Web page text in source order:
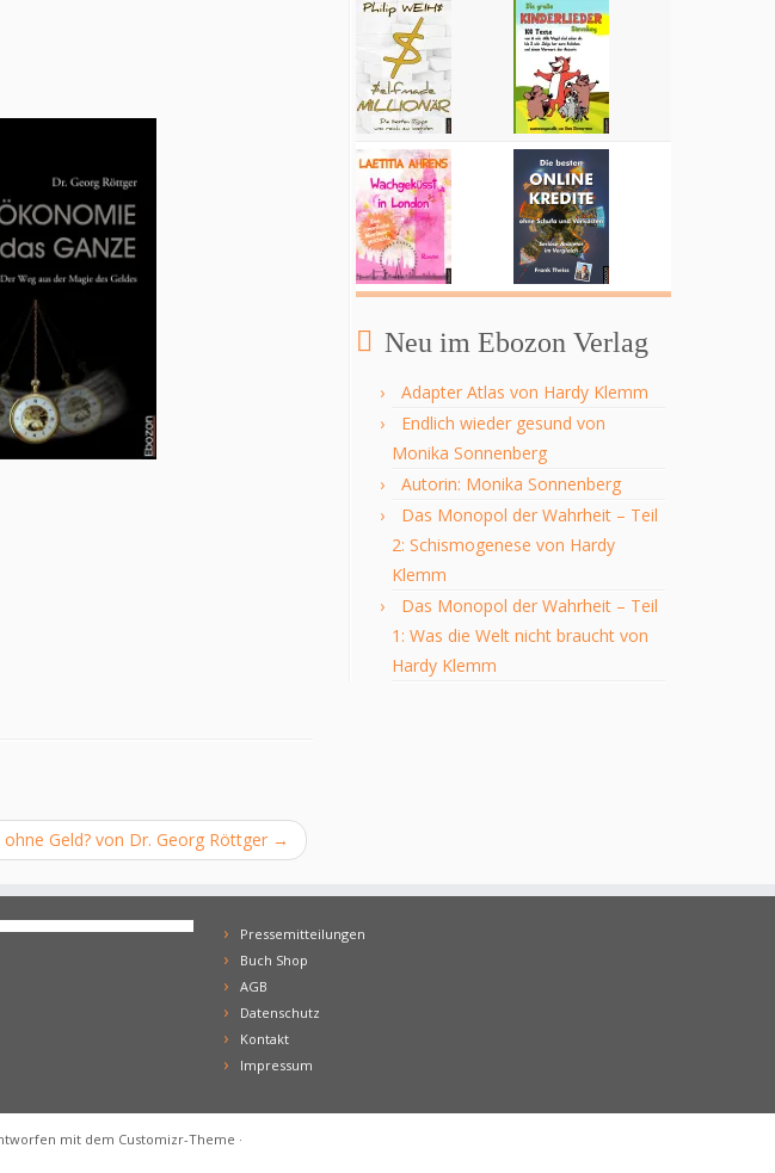
Geld? von Dr. Georg Röttger →
Neu im Ebozon Verlag
Adapter Atlas von Hardy Klemm
Endlich wieder gesund von
Monika Sonnenberg
Autorin: Monika Sonnenberg
Das Monopol der Wahrheit – Teil
2: Schismogenese von Hardy
Klemm
Das Monopol der Wahrheit – Teil
1: Was die Welt nicht braucht von
Hardy Klemm
Pressemitteilungen
Buch Shop
AGB
Datenschutz
Kontakt
Impressum
mit dem Customizr-Theme ·